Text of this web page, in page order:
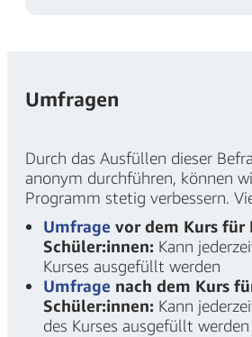
Umfragen
Durch das Ausfüllen dieser
anonym durchführen, können
Programm stetig verbessern.
Umfrage vor dem Kurs für
Schüler:innen: Kann
Kurses ausgefüllt werden
Umfrage nach dem Kurs
Schüler:innen: Kann
des Kurses ausgefüllt werden